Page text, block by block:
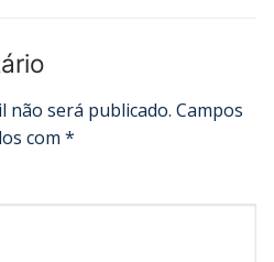
não será publicado. Campos
com *